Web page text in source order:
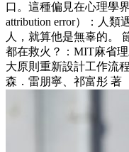
口。這種偏見在心理學
attribution error）：人
人，就算他是無辜的。
都在救火？：MIT麻省
大原則重新設計工作流
森．雷朋寧、祁富彤 著